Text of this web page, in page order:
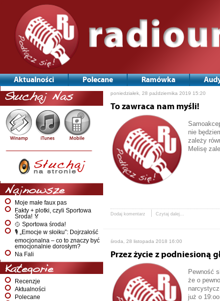
Aktualności Polecane Ramówka
Słuchaj Nas
Najnowsze
Moje małe faux pas
Fakty + plotki, czyli Sportowa
Środa! 🏅
🥎 Sportowa środa!
🎙️ „Emocje w słoiku”: Dojrzałość
emocjonalna – co to znaczy być
emocjonalnie dorosłym?
Na Fali
Kategorie
Recenzje
Aktualności
Polecane
poniedziałek, 28 października 2019 15:20
To zawraca nam myśli!
nie
zależy
Melisę
Dodaj komentarz Czytaj dalej...
środa, 28 listopada 2018 16:00
Przez życie z podniesioną
Pewność
że o
już o